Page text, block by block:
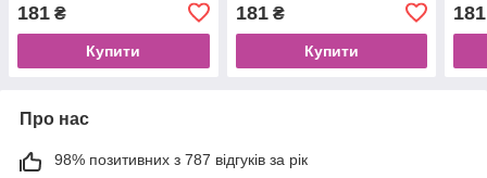
181 ₴
Купити
181₴
Купити
181
Про нас
98% позитивних з 787 відгуків за рік